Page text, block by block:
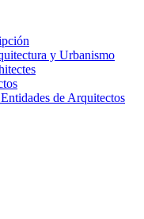
y Urbanismo
de Arquitectos